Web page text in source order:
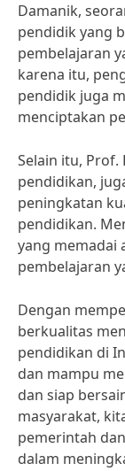
Damanik,
pendidik yang
pembelajaran
karena itu,
pendidik juga
menciptakan
Selain itu, Prof.
pendidikan,
peningkatan
pendidikan.
yang memadai
pembelajaran
Dengan
berkualitas
pendidikan di
dan mampu
dan siap
masyarakat,
pemerintah
dalam